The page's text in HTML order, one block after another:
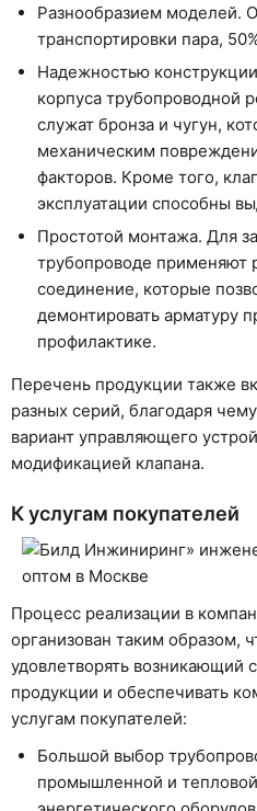
Разнообразием моделей.
транспортировки пара,
Надежностью
корпуса трубопроводной
служат бронза и чугун,
механическим
факторов. Кроме того,
эксплуатации способны
Простотой монтажа. Для
трубопроводе применяют
соединение, которые
демонтировать арматуру
профилактике.
Перечень продукции также
разных серий, благодаря
вариант управляющего
модификацией клапана.
К услугам покупателей
Процесс реализации в
организован таким образом,
удовлетворять возникающий
продукции и обеспечивать
услугам покупателей:
Большой выбор
промышленной и